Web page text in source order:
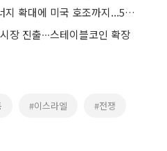
HD현대엔솔, 정부 재생에너지 확대에 미국 호조까지...5%대 급등
진출∙∙∙스테이블코인 확장
#이스라엘 #전쟁